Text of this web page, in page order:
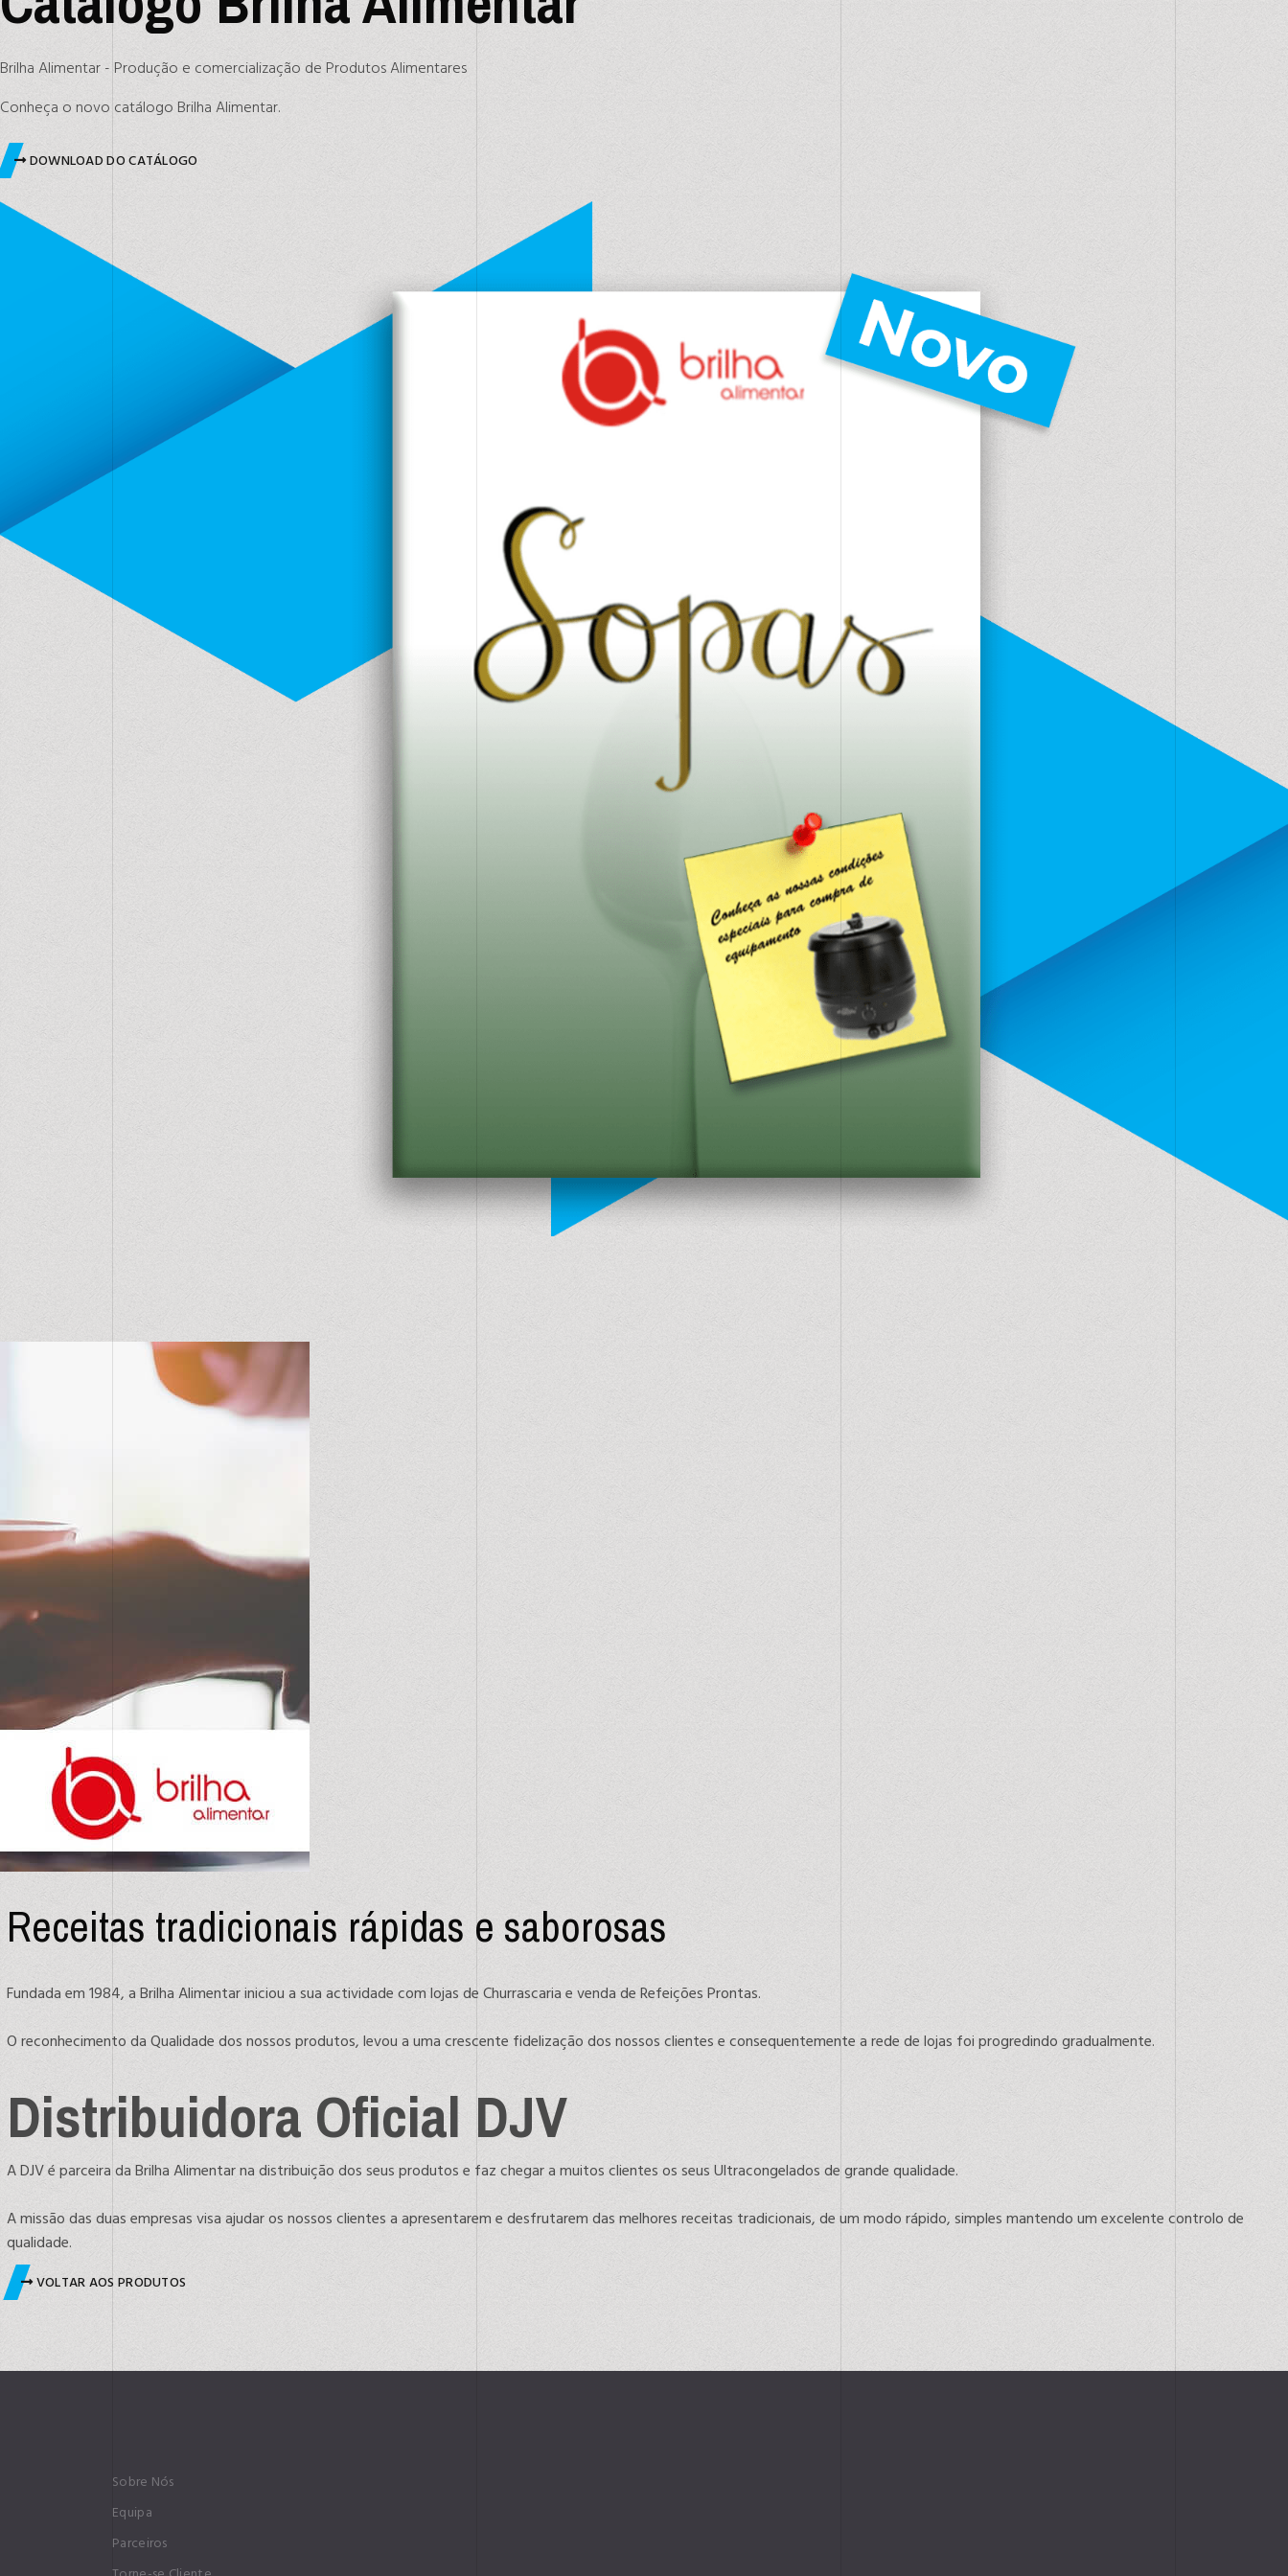
Brilha Alimentar - Produção e comercialização de Produtos Alimentares
Conheça o novo catálogo Brilha Alimentar.
DOWNLOAD DO CATÁLOGO
Receitas tradicionais rápidas e saborosas
Fundada em 1984, a Brilha Alimentar iniciou a sua actividade com lojas de Churrascaria e venda de Refeições Prontas.
O reconhecimento da Qualidade dos nossos produtos, levou a uma crescente fidelização dos nossos clientes e consequentemente a rede de lojas foi progredindo gradualmente.
Distribuidora Oficial DJV
A DJV é parceira da Brilha Alimentar na distribuição dos seus produtos e faz chegar a muitos clientes os seus Ultracongelados de grande qualidade.
A missão das duas empresas visa ajudar os nossos clientes a apresentarem e desfrutarem das melhores receitas tradicionais, de um modo rápido, simples mantendo um excelente controlo de
qualidade.
VOLTAR AOS PRODUTOS
Sobre Nós
Equipa
Parceiros